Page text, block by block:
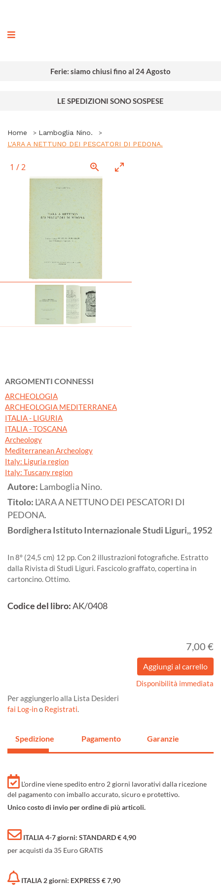
Ferie: siamo chiusi fino al 24 Agosto
LE SPEDIZIONI SONO SOSPESE
Home
Lamboglia Nino.
L'ARA A NETTUNO DEI PESCATORI DI PEDONA.
1 /2
ARGOMENTI CONNESSI
ARCHEOLOGIA
ARCHEOLOGIA MEDITERRANEA
ITALIA - LIGURIA
ITALIA - TOSCANA
Archeology
Mediterranean Archeology
Italy: Liguria region
Italy: Tuscany region
Autore: Lamboglia Nino.
Titolo: L'ARA A NETTUNO DEI PESCATORI DI
PEDONA.
BordigheraIstituto Internazionale Studi Liguri,,1952
In 8º (24,5 cm) 12 pp. Con 2 illustrazioni fotografiche. Estratto
dalla Rivista di Studi Liguri. Fascicolo graffato, copertina in
cartoncino. Ottimo.
Codice del libro:AK/0408
7,00 €
Disponibilità immediata
Per aggiungerlo alla Lista Desideri
fai Log-ino Registrati.
Spedizione Pagamento Garanzie
L'ordine viene spedito entro 2 giorni lavorativi dalla ricezione
del pagamento con imballo accurato, sicuro e protettivo.
Unico costo di invio per ordine di più articoli.
ITALIA 4-7 giorni: STANDARD € 4,90
per acquisti da 35 Euro GRATIS
ITALIA 2 giorni: EXPRESS € 7,90